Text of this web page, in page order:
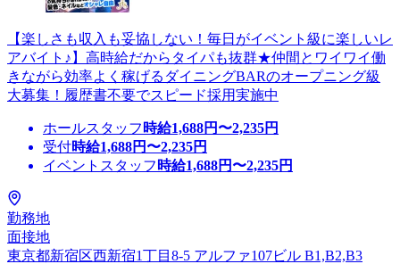
【楽しさも収入も妥協しない！毎日がイベント級に楽しいレ
アバイト♪】高時給だからタイパも抜群★仲間とワイワイ働
きながら効率よく稼げるダイニングBARのオープニング級
大募集！履歴書不要でスピード採用実施中
ホールスタッフ 時給1,688円〜2,235円
受付時給1,688円〜2,235円
イベントスタッフ 時給1,688円〜2,235円
勤務地
面接地
東京都新宿区西新宿1丁目8-5 アルファ107ビル B1,B2,B3